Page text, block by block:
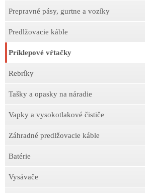
Prepravné pásy, gurtne a vozíky
Predlžovacie káble
Príklepové vŕtačky
Rebríky
Tašky a opasky na náradie
Vapky a vysokotlakové čističe
Záhradné predlžovacie káble
Batérie
Vysávače